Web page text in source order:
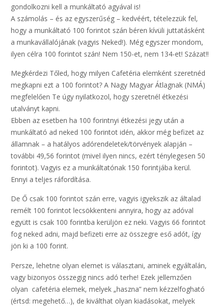
gondolkozni kell a munkáltató agyával is!
A számolás – és az egyszerűség – kedvéért, tételezzük fel,
hogy a munkáltató 100 forintot szán béren kívüli juttatásként
a munkavállalójának (vagyis Neked!). Még egyszer mondom,
ilyen célra 100 forintot szán! Nem 150-et, nem 134-et! Százat!!
Megkérdezi Tőled, hogy milyen Cafetéria elemként szeretnéd
megkapni ezt a 100 forintot? A Nagy Magyar Átlagnak (NMÁ)
megfelelően Te úgy nyilatkozol, hogy szeretnél étkezési
utalványt kapni.
Ebben az esetben ha 100 forintnyi étkezési jegy után a
munkáltató ad neked 100 forintot idén, akkor még befizet az
államnak – a hatályos adórendeletek/törvények alapján –
további 49,56 forintot (mivel ilyen nincs, ezért ténylegesen 50
forintot). Vagyis ez a munkáltatónak 150 forintjába kerül.
Ennyi a teljes ráfordítása.
De Ő csak 100 forintot szán erre, vagyis igyekszik az általad
remélt 100 forintot lecsökkenteni annyira, hogy az adóval
együtt is csak 100 forintba kerüljön ez neki. Vagyis 66 forintot
fog neked adni, majd befizeti erre az összegre eső adót, így
jön ki a 100 forint.
Persze, lehetne olyan elemet is választani, aminek egyáltalán,
vagy bizonyos összegig nincs adó terhe! Ezek jellemzően
olyan cafetéria elemek, melyek „haszna” nem kézzelfogható
(értsd: megehető…), de kiválthat olyan kiadásokat, melyek